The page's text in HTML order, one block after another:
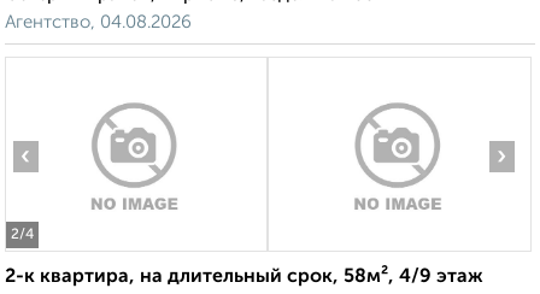
Агентство, 04.08.2026
2/4
‹ ›
2-к квартира, на длительный срок, 58м², 4/9 этаж